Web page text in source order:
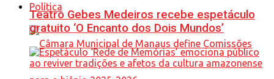
Política
Teatro Gebes Medeiros recebe espetáculo
gratuito ‘O Encanto dos Dois Mundos’